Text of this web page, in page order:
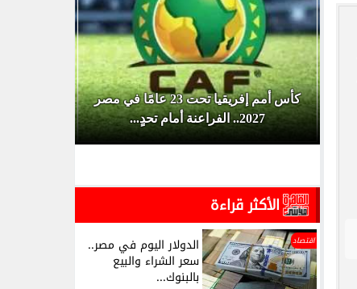
كأس أمم إفريقيا تحت 23 عامًا في مصر
2027.. الفراعنة أمام تحدٍ...
الأكثر قراءة
اقتصاد الدولار اليوم في مصر..
سعر الشراء والبيع
بالبنوك...